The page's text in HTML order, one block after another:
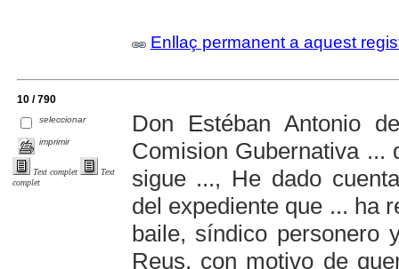
Enllaç permanent a aquest
10 / 790
seleccionar
imprimir
Text complet
Text
complet
Don Estéban Antonio
Comision Gubernativa ...
sigue ..., He dado
del expediente que ... ha
baile, síndico personero
Reus, con motivo de